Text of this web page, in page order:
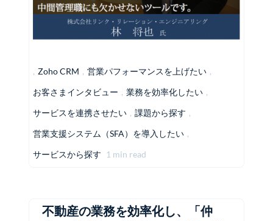
, Zoho CRM , 営業パフォーマンスを上げたい ,
お客さまインタビュー , 業務を効率化したい ,
サービスを連携させたい , 課題から探す ,
営業支援システム（SFA）を導入したい ,
サービスから探す
1 min read
不動産の業務を効率化し、「仲